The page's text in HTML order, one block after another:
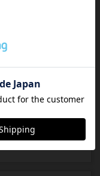
：ASLモジュール6
加マップとして発売され
ASLモジュール7
出版した『Hollow Legi...
出版した『West of Ala...